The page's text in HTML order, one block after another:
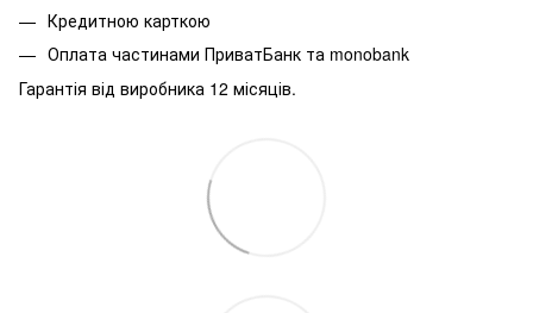
Кредитною карткою
Оплата частинами ПриватБанк та monobank
Гарантія від виробника 12 місяців.